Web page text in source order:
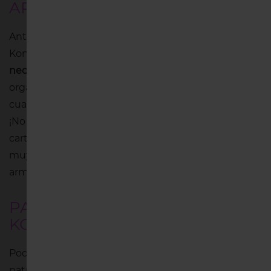
Antes de continuar con la explicación del método
Konmari, debemos hacer un primer apunte. Es
necesario tener cajones
organización. Puede que tu armario tenga tres o
cuatro cajones y hayas llenado todos con ropa ya.
¡No pasa nada! Puedes hacer lo mismo con cajas de
cartón, y además ahora existen cajas con diseños
muy bonitos y que quedarán de maravilla en tu
armario y en tu habitación.
Podemos resumir el método Konmari en tres